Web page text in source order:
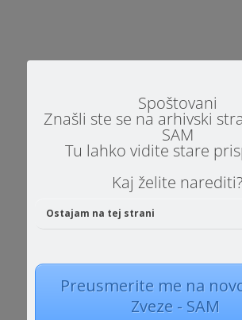
s tem tudi zastavi in priznanji
Osnovna šola Ljubno ob Savinji
II. V okviru tega projekta smo za
Spoštovani
Znašli ste se na arhivski
SAM
Tu lahko vidite stare
Kaj želite narediti?
Ostajam na tej strani
Preusmerite me na
Zveze - SAM